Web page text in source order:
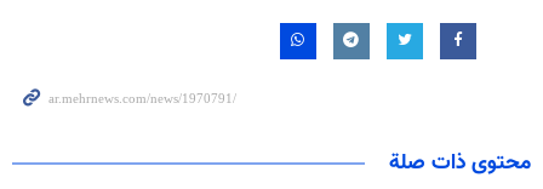
محتوى ذات صلة